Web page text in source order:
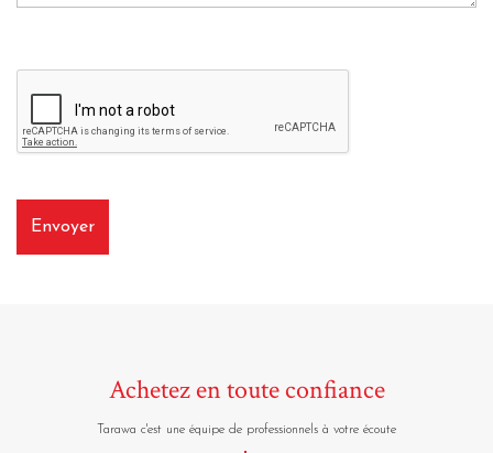
Achetez en toute confiance
Tarawa c'est une équipe de professionnels à votre écoute